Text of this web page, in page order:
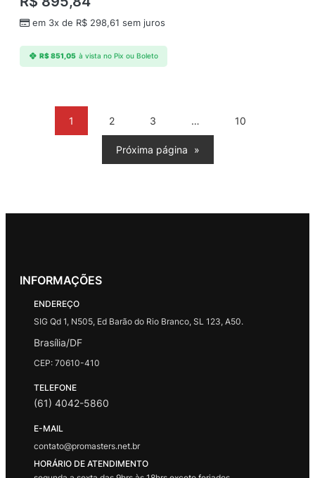
em 3x de R$ 298,61 sem juros
R$851,05 à vista no Pix ou Boleto
1 2 3 … 10
Próxima página »
INFORMAÇÕES
ENDEREÇO
SIG Qd 1, N505, Ed Barão do Rio Branco, SL 123, A50.
Brasília/DF
CEP: 70610-410
TELEFONE
(61) 4042-5860
E-MAIL
contato@promasters.net.br
HORÁRIO DE ATENDIMENTO